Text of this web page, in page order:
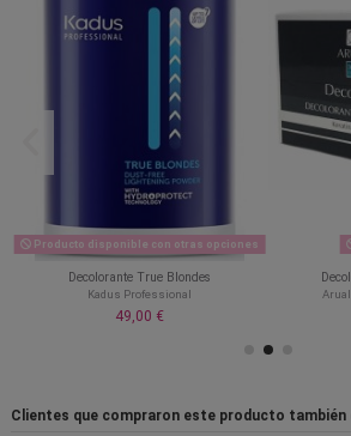
Producto disponible con otras opciones
Decolorante True Blondes
Kadus Professional
49,00 €
Clientes que compraron este producto también